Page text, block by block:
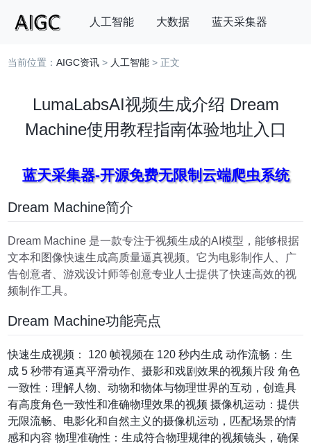
人工智能 大数据 蓝天采集器
搜索
当前位置：AIGC资讯 > 人工智能 > 正文
LumaLabsAI视频生成介绍 Dream
Machine使用教程指南体验地址入口
蓝天采集器-开源免费无限制云端爬虫系统
Dream Machine简介
Dream Machine 是一款专注于视频生成的AI模型，能够根据
文本和图像快速生成高质量逼真视频。它为电影制作人、广
告创意者、游戏设计师等创意专业人士提供了快速高效的视
频制作工具。
Dream Machine功能亮点
快速生成视频： 120 帧视频在 120 秒内生成 动作流畅：生
成 5 秒带有逼真平滑动作、摄影和戏剧效果的视频片段 角色
一致性：理解人物、动物和物体与物理世界的互动，创造具
有高度角色一致性和准确物理效果的视频 摄像机运动：提供
无限流畅、电影化和自然主义的摄像机运动，匹配场景的情
感和内容 物理准确性：生成符合物理规律的视频镜头，确保